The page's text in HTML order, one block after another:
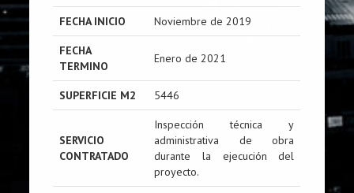
FECHA INICIO Noviembre de 2019
FECHA
TERMINO
Enero de 2021
SUPERFICIE M2 5446
SERVICIO
CONTRATADO
Inspección técnica y
administrativa de obra
durante la ejecución del
proyecto.